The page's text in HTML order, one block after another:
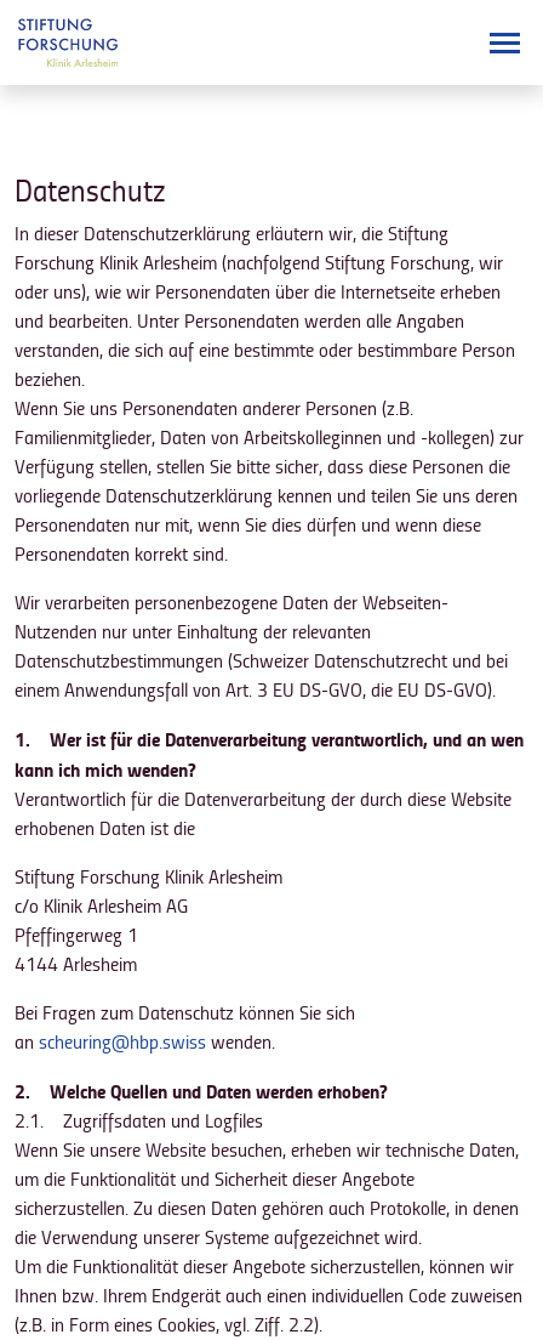
Datenschutz
In dieser Datenschutzerklärung erläutern wir, die Stiftung
Forschung Klinik Arlesheim (nachfolgend Stiftung Forschung, wir
oder uns), wie wir Personendaten über die Internetseite erheben
und bearbeiten. Unter Personendaten werden alle Angaben
verstanden, die sich auf eine bestimmte oder bestimmbare Person
beziehen.
Wenn Sie uns Personendaten anderer Personen (z.B.
Familienmitglieder, Daten von Arbeitskolleginnen und -kollegen) zur
Verfügung stellen, stellen Sie bitte sicher, dass diese Personen die
vorliegende Datenschutzerklärung kennen und teilen Sie uns deren
Personendaten nur mit, wenn Sie dies dürfen und wenn diese
Personendaten korrekt sind.
Wir verarbeiten personenbezogene Daten der Webseiten-
Nutzenden nur unter Einhaltung der relevanten
Datenschutzbestimmungen (Schweizer Datenschutzrecht und bei
einem Anwendungsfall von Art. 3 EU DS-GVO, die EU DS-GVO).
1. Wer ist für die Datenverarbeitung verantwortlich, und an wen
kann ich mich wenden?
Verantwortlich für die Datenverarbeitung der durch diese Website
erhobenen Daten ist die
Stiftung Forschung Klinik Arlesheim
c/o Klinik Arlesheim AG
Pfeffingerweg 1
4144 Arlesheim
Bei Fragen zum Datenschutz können Sie sich
an scheuring@hbp.swiss wenden.
2. Welche Quellen und Daten werden erhoben?
2.1. Zugriffsdaten und Logfiles
Wenn Sie unsere Website besuchen, erheben wir technische Daten,
um die Funktionalität und Sicherheit dieser Angebote
sicherzustellen. Zu diesen Daten gehören auch Protokolle, in denen
die Verwendung unserer Systeme aufgezeichnet wird.
Um die Funktionalität dieser Angebote sicherzustellen, können wir
Ihnen bzw. Ihrem Endgerät auch einen individuellen Code zuweisen
(z.B. in Form eines Cookies, vgl. Ziff. 2.2).